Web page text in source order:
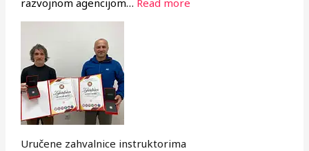
Uručene zahvalnice instruktorima